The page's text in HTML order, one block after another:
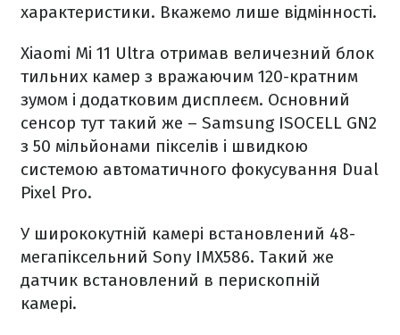
характеристики. Вкажемо лише відмінності.
Xiaomi Mi 11 Ultra отримав величезний блок
тильних камер з вражаючим 120-кратним
зумом і додатковим дисплеєм. Основний
сенсор тут такий же – Samsung ISOCELL GN2
з 50 мільйонами пікселів і швидкою
системою автоматичного фокусування Dual
Pixel Pro.
У ширококутній камері встановлений 48-
мегапіксельний Sony IMX586. Такий же
датчик встановлений в перископній
камері.